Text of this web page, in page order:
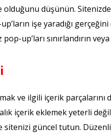
düşünün.
işe yaradığı
up’ları sınırlandırın
ve ilgili içerik
içerik eklemek yeterli
güncel tutun.